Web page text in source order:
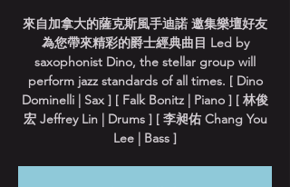
來自加拿大的薩克斯風手迪諾 邀集樂壇好友
為您帶來精彩的爵士經典曲目 Led by
saxophonist Dino, the stellar group will
perform jazz standards of all times. [ Dino
Dominelli | Sax ] [ Falk Bonitz | Piano ] [ 林俊
宏 Jeffrey Lin | Drums ] [ 李昶佑 Chang You
Lee | Bass ]